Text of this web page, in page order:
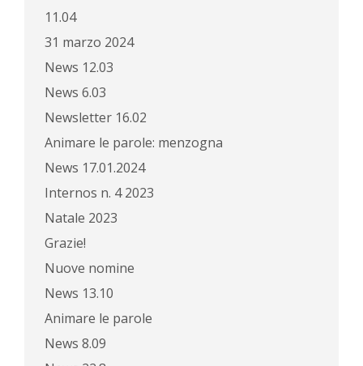
11.04
31 marzo 2024
News 12.03
News 6.03
Newsletter 16.02
Animare le parole: menzogna
News 17.01.2024
Internos n. 4 2023
Natale 2023
Grazie!
Nuove nomine
News 13.10
Animare le parole
News 8.09